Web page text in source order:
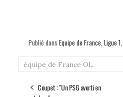
Publié dans Equipe de France, Ligue 1,
équipe de France OL
Coupet : "Un PSG averti en